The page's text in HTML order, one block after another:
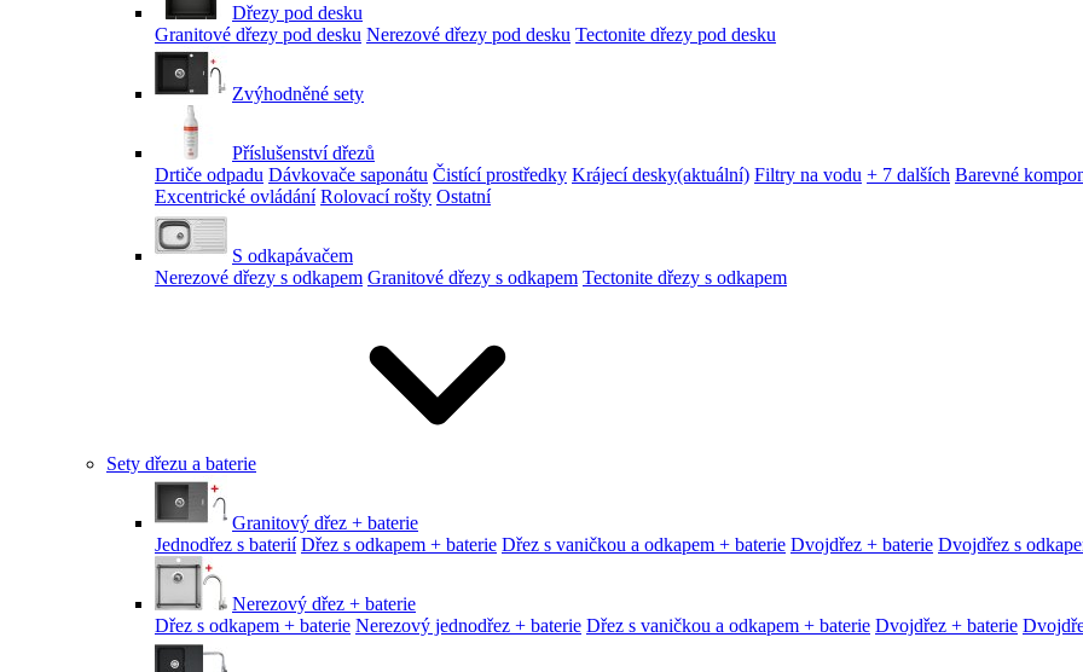
Dřezy pod desku
Granitové dřezy pod desku Nerezové dřezy pod desku Tectonite dřezy pod desku
Zvýhodněné sety
Příslušenství dřezů
Drtiče odpadu Dávkovače saponátu Čistící prostředky Krájecí desky(aktuální) Filtry na vodu + 7 dalších Barevné
Excentrické ovládání Rolovací rošty Ostatní
S odkapávačem
Nerezové dřezy s odkapem Granitové dřezy s odkapem Tectonite dřezy s odkapem
Sety dřezu a baterie
Granitový dřez + baterie
Jednodřez s baterií Dřez s odkapem + baterie Dřez s vaničkou a odkapem + baterie Dvojdřez + baterie Dvojdřez s
Nerezový dřez + baterie
Dřez s odkapem + baterie Nerezový jednodřez + baterie Dřez s vaničkou a odkapem + baterie Dvojdřez + baterie